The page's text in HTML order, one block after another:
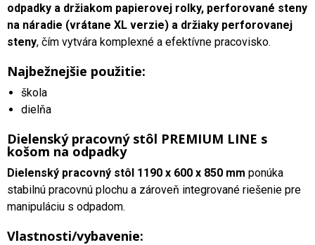
odpadky a držiakom papierovej rolky, perforované steny
na náradie (vrátane XL verzie) a držiaky perforovanej
steny, čím vytvára komplexné a efektívne pracovisko.
Najbežnejšie použitie:
škola
dielňa
Dielenský pracovný stôl PREMIUM LINE s
košom na odpadky
Dielenský pracovný stôl 1190 x 600 x 850 mm ponúka
stabilnú pracovnú plochu a zároveň integrované riešenie pre
manipuláciu s odpadom.
Vlastnosti/vybavenie: